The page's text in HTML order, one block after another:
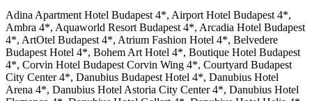
Adina Apartment Hotel Budapest 4*, Airport Hotel Budapest 4*,
Ambra 4*, Aquaworld Resort Budapest 4*, Arcadia Hotel Budapest
4*, ArtOtel Budapest 4*, Atrium Fashion Hotel 4*, Belvedere
Budapest Hotel 4*, Bohem Art Hotel 4*, Boutique Hotel Budapest
4*, Corvin Hotel Budapest Corvin Wing 4*, Courtyard Budapest
City Center 4*, Danubius Budapest Hotel 4*, Danubius Hotel
Arena 4*, Danubius Hotel Astoria City Center 4*, Danubius Hotel